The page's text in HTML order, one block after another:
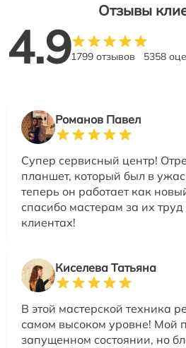
Отзывы
4.91799 отзывов 5358
Романов Павел
Супер сервисный центр!
планшет, который был в
теперь он работает как
спасибо мастерам за их труд
клиентах!
Киселева Татьяна
В этой мастерской техника
самом высоком уровне! Мой
запущенном состоянии, но